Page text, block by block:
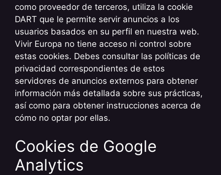
como proveedor de terceros, utiliza la cookie
DART que le permite servir anuncios a los
usuarios basados en su perfil en nuestra web.
Vivir Europa no tiene acceso ni control sobre
estas cookies. Debes consultar las políticas de
privacidad correspondientes de estos
servidores de anuncios externos para obtener
información más detallada sobre sus prácticas,
así como para obtener instrucciones acerca de
cómo no optar por ellas.
Cookies de Google
Analytics